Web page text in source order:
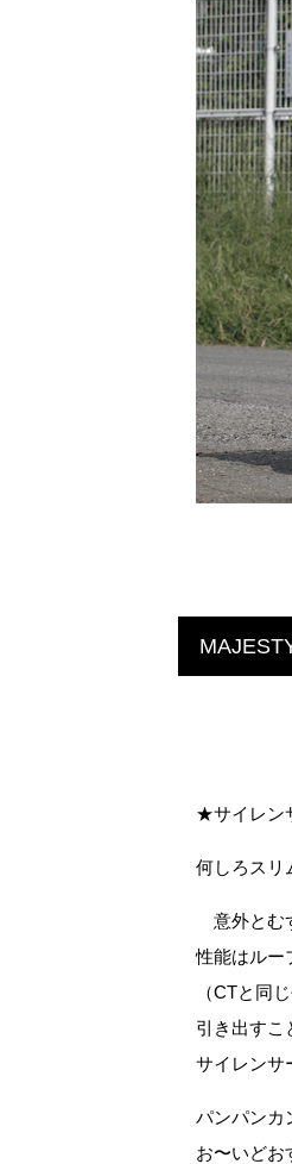
★サイレン
何しろスリ
意外とむ
性能はルー
（CTと同
引き出すこ
サイレンサ
パンパンカ
お〜いど